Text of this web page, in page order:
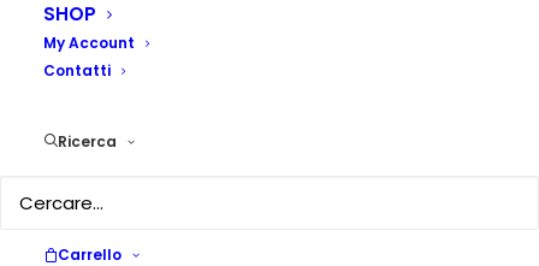
SHOP
My Account
Contatti
Ricerca
Carrello